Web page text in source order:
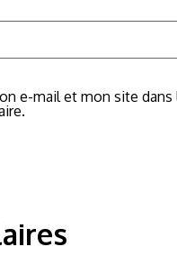
e-mail et mon site dans